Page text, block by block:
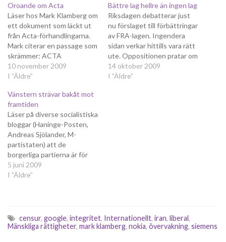
Oroande om Acta
Läser hos Mark Klamberg om
ett dokument som läckt ut
från Acta-förhandlingarna.
Mark citerar en passage som
skrämmer: ACTA
negotiations. ACTA –
Internet Chapter ... ACTA
third-party liability. ... On the
limitations from 3rd party
liability: to benefit from
safe-harbours, ISPs need to
put in…
10 november 2009
I ”Äldre”
Bättre lag hellre än ingen lag
Riksdagen debatterar just
nu förslaget till förbättringar
av FRA-lagen. Ingendera
sidan verkar hittills vara rätt
ute. Oppositionen pratar om
massavlyssning och vill riva
upp hela lagen. Fördelen
14 oktober 2009
I ”Äldre”
Vänstern strävar bakåt mot
framtiden
Läser på diverse socialistiska
bloggar (Haninge-Posten,
Andreas Sjölander, M-
partistaten) att de
borgerliga partierna är för
lönedumpning eftersom de
inte vill skrota eller
slutdebatt på SvD.se och
DN.se) Andreas Sjölander
5 juni 2009
I ”Äldre”
censur, google, integritet, Internationellt, iran, liberal,
Mänskliga rättigheter, mark klamberg, nokia, övervakning, siemens